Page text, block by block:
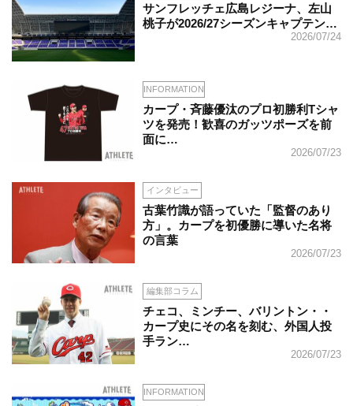
サンフレッチェ広島レジーナ、左山
桃子が2026/27シーズンキャプテン…
2026/07/24
INFORMATION
カープ・斉藤優汰のプロ初勝利Tシャ
ツを発売！歓喜のガッツポーズを前
面に…
2026/07/23
インタビュー
古葉竹識が語っていた「監督のあり
方」。カープを初優勝に導いた名将
の言葉
2026/07/23
編集部コラム
チェコ、ミンチー、バリントン・・
カープ史にその名を刻む、外国人投
手ラン…
2026/07/23
INFORMATION